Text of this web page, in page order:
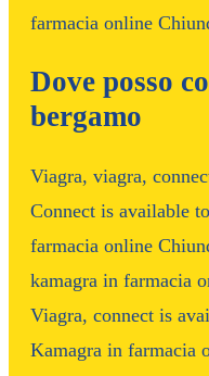
farmacia online
Dove posso
bergamo
Viagra, viagra,
Connect is available
farmacia online
kamagra in farmacia
Viagra, connect is
Kamagra in farmacia